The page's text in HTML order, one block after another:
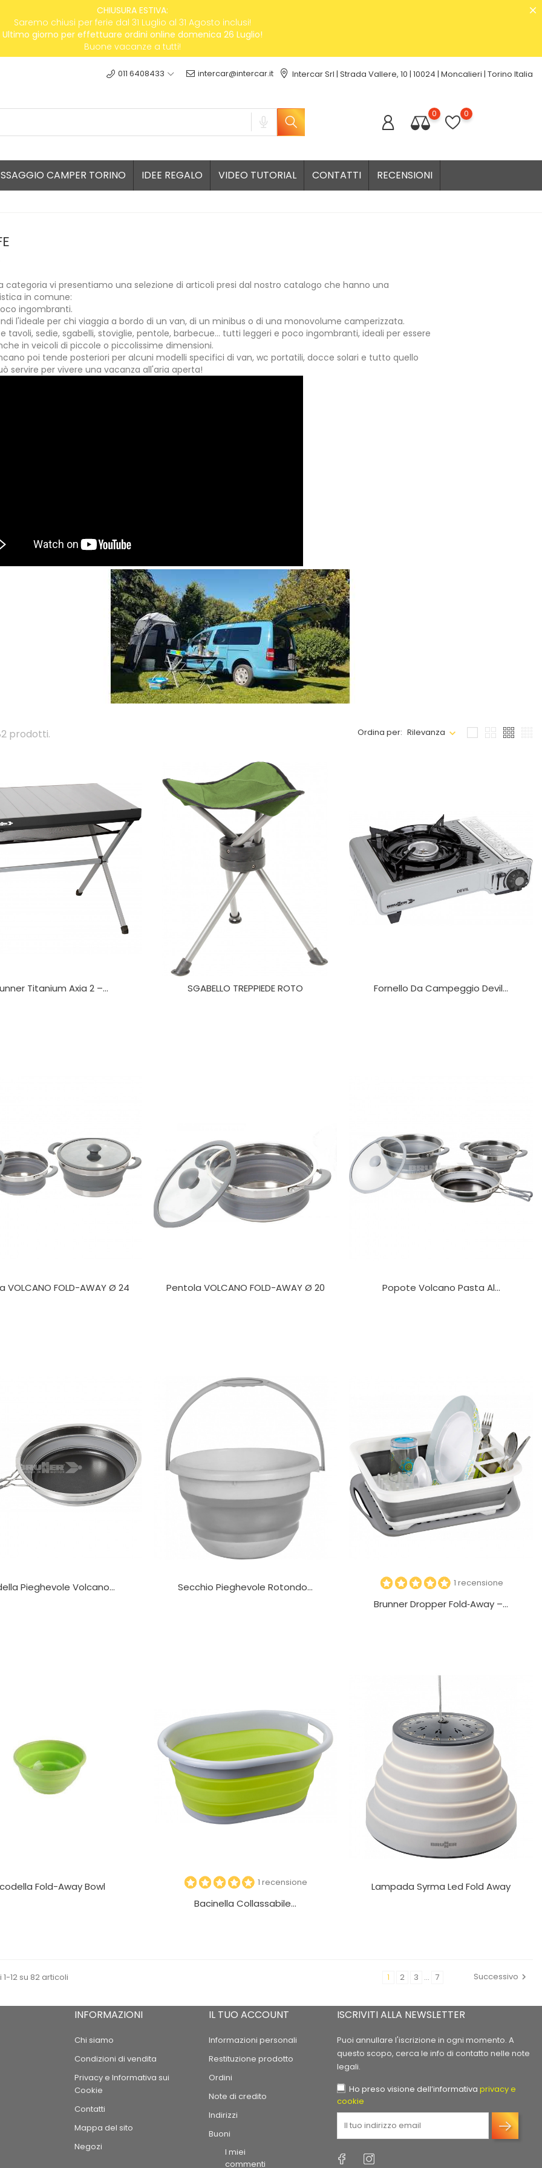
CHIUSURA ESTIVA:
Saremo chiusi per ferie dal 31 Luglio al 31 Agosto inclusi!
Ultimo giorno per effettuare ordini online domenica 26 Luglio!
Buone vacanze a tutti!
011 6408433 intercar@intercar.it Intercar Srl | Strada Vallere, 10 | 10024 | Moncalieri | Torino Italia
0 0
CAMPER TORINO IDEE REGALO VIDEO TUTORIAL CONTATTI RECENSIONI
categoria vi presentiamo una selezione di articoli presi dal nostro catalogo che hanno una
in comune:
ingombranti.
l'ideale per chi viaggia a bordo di un van, di un minibus o di una monovolume camperizzata.
tavoli, sedie, sgabelli, stoviglie, pentole, barbecue... tutti leggeri e poco ingombranti, ideali per essere
in veicoli di piccole o piccolissime dimensioni.
poi tende posteriori per alcuni modelli specifici di van, wc portatili, docce solari e tutto quello
servire per vivere una vacanza all'aria aperta!
prodotti. Ordina per: Rilevanza
Titanium Axia 2 –... SGABELLO TREPPIEDE ROTO Fornello Da Campeggio Devil...
VOLCANO FOLD-AWAY Ø 24 Pentola VOLCANO FOLD-AWAY Ø 20 Popote Volcano Pasta Al...
Pieghevole Volcano... Secchio Pieghevole Rotondo... 1 recensione
Brunner Dropper Fold‑Away –...
Fold-Away Bowl 1 recensione
Bacinella Collassabile...
Lampada Syrma Led Fold Away
12 su 82 articoli 1 2 3 … 7 Successivo
INFORMAZIONI
Chi siamo
Condizioni di vendita
Privacy e Informativa sui
Cookie
Contatti
Mappa del sito
Negozi
IL TUO ACCOUNT
Informazioni personali
Restituzione prodotto
Ordini
Note di credito
Indirizzi
Buoni
I miei
commenti
ISCRIVITI ALLA NEWSLETTER
Puoi annullare l'iscrizione in ogni momento. A
questo scopo, cerca le info di contatto nelle note
legali.
Ho preso visione dell’informativaprivacy e
cookie